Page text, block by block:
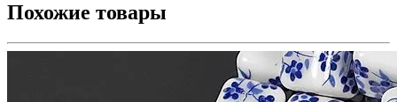
Похожие товары